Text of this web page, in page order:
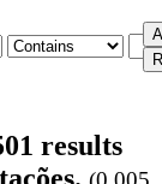
results